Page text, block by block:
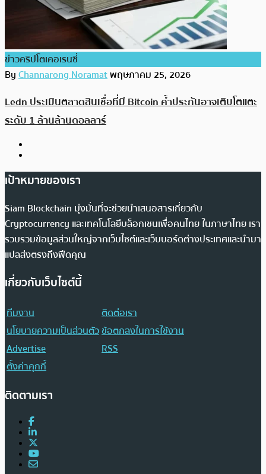
ข่าวคริปโตเคอเรนซี่
ByChannarong Noramatพฤษภาคม 25, 2026
Ledn ประเมินตลาดสินเชื่อที่มี Bitcoin ค้ำประกันอาจเติบโตแตะ
ระดับ 1 ล้านล้านดอลลาร์
เป้าหมายของเรา
Siam Blockchain มุ่งมั่นที่จะช่วยนำเสนอสารเกี่ยวกับ
Cryptocurrency และเทคโนโลยีบล็อกเชนเพื่อคนไทย ในภาษาไทย เรา
รวบรวมข้อมูลส่วนใหญ่จากเว็บไซต์และเว็บบอร์ดต่างประเทศและนำมา
แปลส่งตรงถึงฟีดคุณ
เกี่ยวกับเว็บไซต์นี้
ทีมงาน
ติดต่อเรา
นโยบายความเป็นส่วนตัวข้อตกลงในการใช้งาน
Advertise
RSS
ตั้งค่าคุกกี้
ติดตามเรา